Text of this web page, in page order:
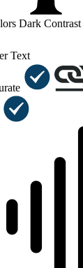
Dark Contrast
Text